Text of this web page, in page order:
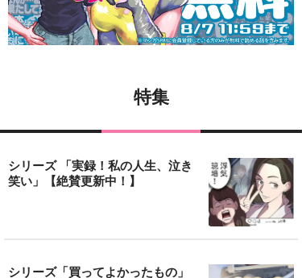
特集
シリーズ 「実録！私の人生、泣き
笑い」【絶賛更新中！】
シリーズ「買ってよかったもの」